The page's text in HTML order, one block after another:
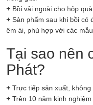
+Bồi vải ngoài cho hộp
+Sản phẩm sau khi bồi có
êm ái, phù hợp với các
Tại sao nên
Phát?
+Trực tiếp sản xuất, không
+Trên 10 năm kinh nghiệm